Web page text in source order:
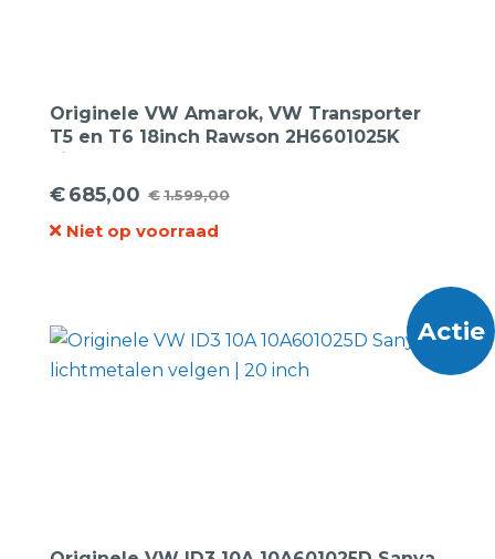
Originele VW Amarok, VW Transporter
T5 en T6 18inch Rawson 2H6601025K
Lichtmetalen Velgen
€1.599,00
Oorspronkelijke
prijs
€685,00
Huidige
prijs
Niet op voorraad
Actie